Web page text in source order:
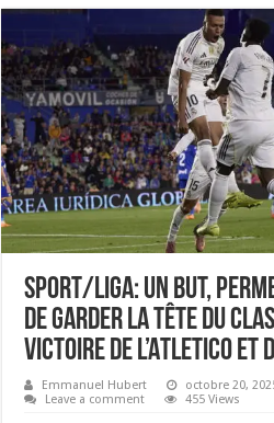
Sport/Liga: Un but,
de garder la tête du
victoire de L’Atletico et
Emmanuel Hubert octobre 20,
Leave a comment
455 Views